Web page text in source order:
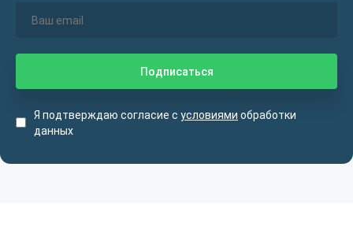
Я подтверждаю согласие с условиями обработки
данных